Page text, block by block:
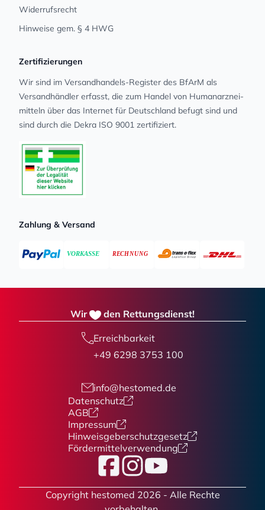
Widerrufsrecht
Hinweise gem. § 4 HWG
Zertifizierungen
Wir sind im Versandhandels-Register des BfArM als
Versandhändler erfasst, die zum Handel von Human­arz­nei­
mit­teln über das Internet für Deutschland befugt sind und
sind durch die Dekra ISO 9001 zertifiziert.
Zahlung & Versand
Wir den Rettungsdienst!
Erreichbarkeit
+49 6298 3753 100
info@hestomed.de
Datenschutz
AGB
Impressum
Hinweisgeberschutzgesetz
Fördermittelverwendung
FacebookInstagram
YouTube
Copyright hestomed 2026 - Alle Rechte